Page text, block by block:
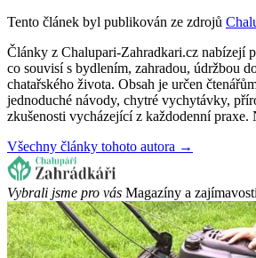
Tento článek byl publikován ze zdrojů
Články z Chalupari-Zahradkari.cz nabízejí
co souvisí s bydlením, zahradou, údržbou
chatařského života. Obsah je určen
jednoduché návody, chytré vychytávky,
zkušenosti vycházející z každodenní praxe.
Všechny články tohoto autora →
Vybrali jsme pro vás Magazíny a zajímavosti